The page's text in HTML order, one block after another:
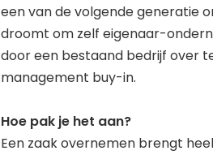
een van de volgende generatie
droomt om zelf eigenaar-
door een bestaand bedrijf over
management buy-in.
Hoe pak je het aan?
Een zaak overnemen brengt